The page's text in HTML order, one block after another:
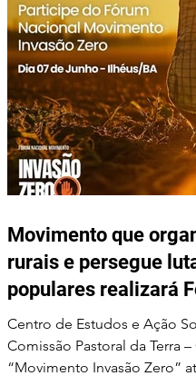
Movimento que
rurais e persegue
populares realizará
Nacional em Ilhéus
Centro de Estudos e Ação
Comissão Pastoral da Terra –
“Movimento Invasão Zero”